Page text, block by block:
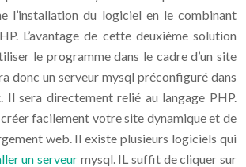
l’installation du logiciel en le combinant
L’avantage de cette deuxième solution
le programme dans le cadre d’un site
donc un serveur mysql préconfiguré dans
Il sera directement relié au langage PHP.
facilement votre site dynamique et de
web. Il existe plusieurs logiciels qui
un serveur mysql. IL suffit de cliquer sur